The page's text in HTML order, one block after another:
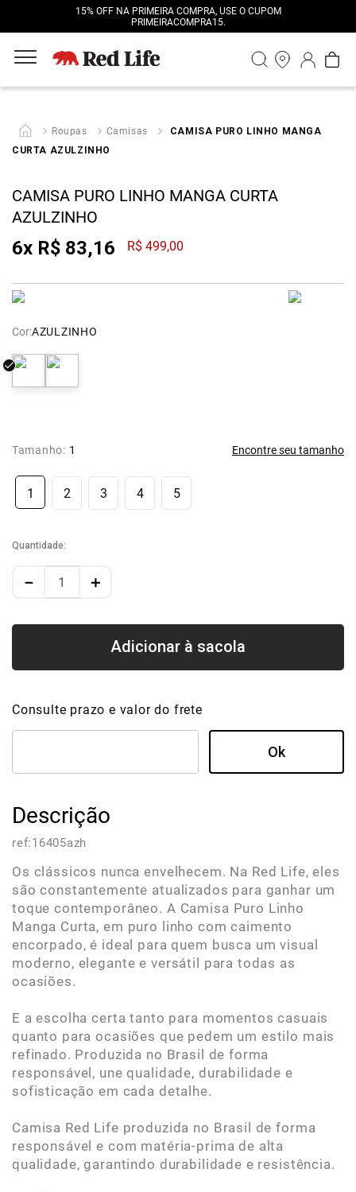
15% OFF NA PRIMEIRA COMPRA, USE O CUPOM
PRIMEIRACOMPRA15.
Roupas Camisas
CAMISA PURO LINHO MANGA
CURTA AZULZINHO
CAMISA PURO LINHO MANGA CURTA
AZULZINHO
6x R$ 83,16 R$ 499,00
Cor:AZULZINHO
Tamanho: 1 Encontre seu tamanho
1 2 3 4 5
Quantidade
＋
－
Consulte prazo e valor do frete
Descrição
ref:16405azh
Os clássicos nunca envelhecem. Na Red Life, eles
são constantemente atualizados para ganhar um
toque contemporâneo. A Camisa Puro Linho
Manga Curta, em puro linho com caimento
encorpado, é ideal para quem busca um visual
moderno, elegante e versátil para todas as
ocasiões.
E a escolha certa tanto para momentos casuais
quanto para ocasiões que pedem um estilo mais
refinado. Produzida no Brasil de forma
responsável, une qualidade, durabilidade e
sofisticação em cada detalhe.
Camisa Red Life produzida no Brasil de forma
responsável e com matéria-prima de alta
qualidade, garantindo durabilidade e resistência.